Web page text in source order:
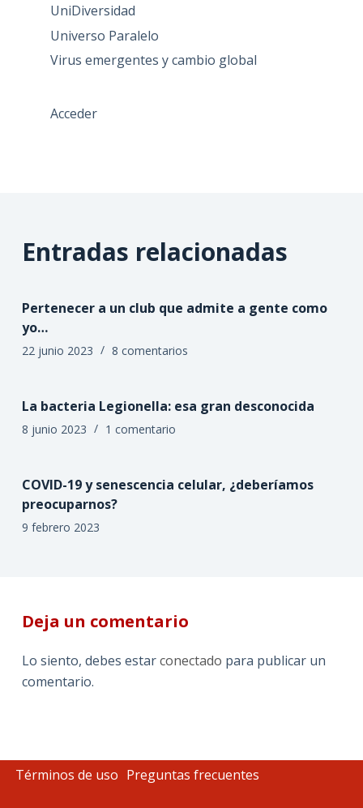
UniDiversidad
Universo Paralelo
Virus emergentes y cambio global
Acceder
Entradas relacionadas
Pertenecer a un club que admite a gente como
yo…
22 junio 2023 8 comentarios
La bacteria Legionella: esa gran desconocida
8 junio 2023 1 comentario
COVID-19 y senescencia celular, ¿deberíamos
preocuparnos?
9 febrero 2023
Deja un comentario
Lo siento, debes estarconectado para publicar un
comentario.
Términos de uso Preguntas frecuentes